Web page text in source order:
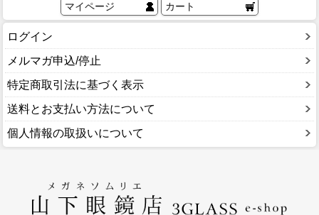
マイページ カート
ログイン
メルマガ申込/停止
特定商取引法に基づく表示
送料とお支払い方法について
個人情報の取扱いについて